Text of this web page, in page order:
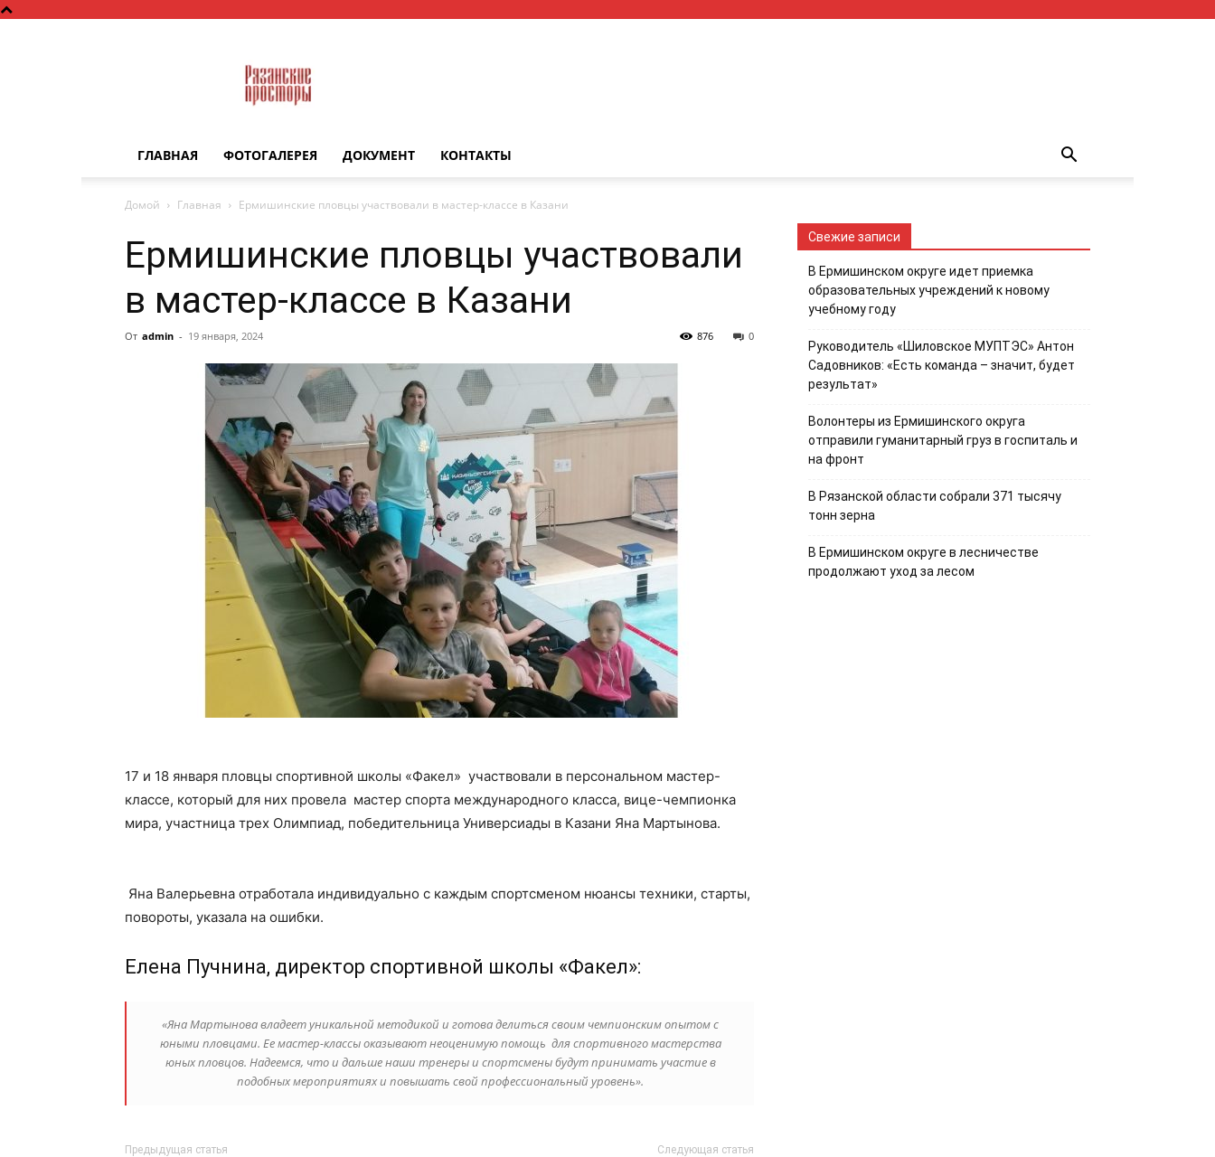
просторы
ГЛАВНАЯ ФОТОГАЛЕРЕЯ ДОКУМЕНТ КОНТАКТЫ
Домой Главная Ермишинские пловцы участвовали в мастер-классе в Казани
Ермишинские пловцы участвовали
в мастер-классе в Казани
От admin - 19 января, 2024 0
876
17 и 18 января пловцы спортивной школы «Факел» участвовали в персональном мастер-
классе, который для них провела мастер спорта международного класса, вице-чемпионка
мира, участница трех Олимпиад, победительница Универсиады в Казани Яна Мартынова.
Яна Валерьевна отработала индивидуально с каждым спортсменом нюансы техники, старты,
повороты, указала на ошибки.
Елена Пучнина, директор спортивной школы «Факел»:
«Яна Мартынова владеет уникальной методикой и готова делиться своим чемпионским опытом с
юными пловцами. Ее мастер-классы оказывают неоценимую помощь для спортивного мастерства
юных пловцов. Надеемся, что и дальше наши тренеры и спортсмены будут принимать участие в
подобных мероприятиях и повышать свой профессиональный уровень».
Предыдущая статья Следующая статья
Свежие записи
В Ермишинском округе идет приемка
образовательных учреждений к новому
учебному году
Руководитель «Шиловское МУПТЭС» Антон
Садовников: «Есть команда – значит, будет
результат»
Волонтеры из Ермишинского округа
отправили гуманитарный груз в госпиталь и
на фронт
В Рязанской области собрали 371 тысячу
тонн зерна
В Ермишинском округе в лесничестве
продолжают уход за лесом